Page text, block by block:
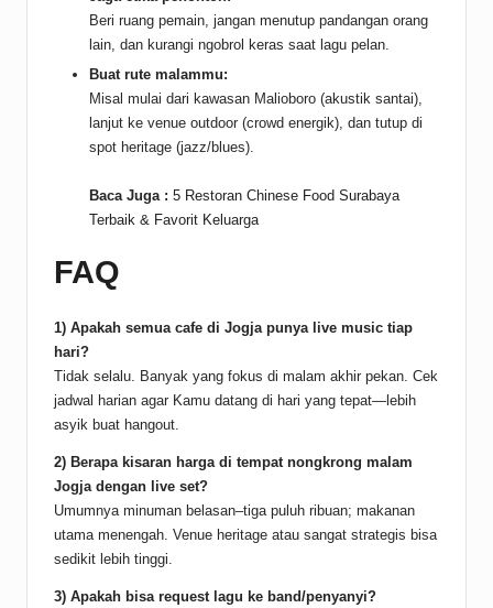
Beri ruang pemain, jangan menutup pandangan orang
lain, dan kurangi ngobrol keras saat lagu pelan.
Buat rute malammu:
Misal mulai dari kawasan Malioboro (akustik santai),
lanjut ke venue outdoor (crowd energik), dan tutup di
spot heritage (jazz/blues).
Baca Juga : 5 Restoran Chinese Food Surabaya
Terbaik & Favorit Keluarga
FAQ
1) Apakah semua cafe di Jogja punya live music tiap
hari?
Tidak selalu. Banyak yang fokus di malam akhir pekan. Cek
jadwal harian agar Kamu datang di hari yang tepat—lebih
asyik buat hangout.
2) Berapa kisaran harga di tempat nongkrong malam
Jogja dengan live set?
Umumnya minuman belasan–tiga puluh ribuan; makanan
utama menengah. Venue heritage atau sangat strategis bisa
sedikit lebih tinggi.
3) Apakah bisa request lagu ke band/penyanyi?